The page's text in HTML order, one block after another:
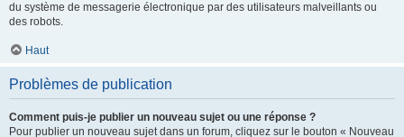
du système de messagerie électronique par des utilisateurs malveillants ou
des robots.
Haut
Problèmes de publication
Comment puis-je publier un nouveau sujet ou une réponse ?
Pour publier un nouveau sujet dans un forum, cliquez sur le bouton « Nouveau